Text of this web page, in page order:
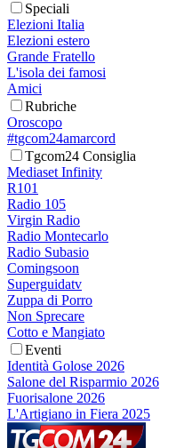
Speciali
Elezioni Italia
Elezioni estero
Grande Fratello
L'isola dei famosi
Amici
Rubriche
Oroscopo
#tgcom24amarcord
Tgcom24 Consiglia
Mediaset Infinity
R101
Radio 105
Virgin Radio
Radio Montecarlo
Radio Subasio
Comingsoon
Superguidatv
Zuppa di Porro
Non Sprecare
Cotto e Mangiato
Eventi
Identità Golose 2026
Salone del Risparmio 2026
Fuorisalone 2026
L'Artigiano in Fiera 2025